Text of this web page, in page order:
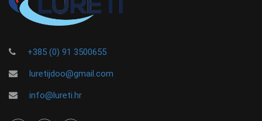
+385 (0) 91 3500655
luretijdoo@gmail.com
info@lureti.hr